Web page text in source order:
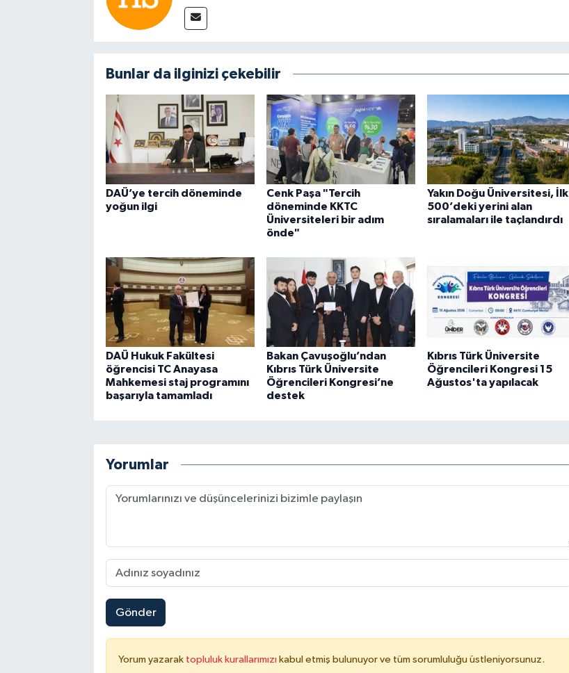
Bunlar da ilginizi çekebilir
DAÜ’ye tercih döneminde
yoğun ilgi
Cenk Paşa "Tercih
döneminde KKTC
Üniversiteleri bir adım
önde"
Yakın Doğu Üniversitesi, İlk
500’deki yerini alan
sıralamaları ile taçlandırdı
DAÜ Hukuk Fakültesi
öğrencisi TC Anayasa
Mahkemesi staj programını
başarıyla tamamladı
Bakan Çavuşoğlu’ndan
Kıbrıs Türk Üniversite
Öğrencileri Kongresi’ne
destek
Kıbrıs Türk Üniversite
Öğrencileri Kongresi 15
Ağustos'ta yapılacak
Yorumlar
Gönder
Yorum yazarak topluluk kurallarımızı kabul etmiş bulunuyor ve tüm sorumluluğu üstleniyorsunuz.